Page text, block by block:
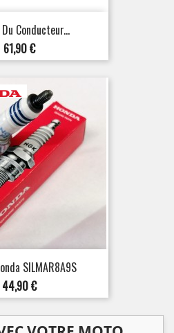
Conducteur...
Prix
61,90 €
SILMAR8A9S
Prix
44,90 €